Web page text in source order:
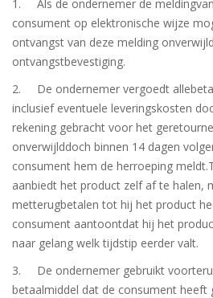
1. Als de ondernemer de
consument op elektronische wijze
ontvangst van deze melding
ontvangstbevestiging.
2. De ondernemer vergoedt
inclusief eventuele leveringskosten
rekening gebracht voor het
onverwijlddoch binnen 14 dagen
consument hem de herroeping
aanbiedt het product zelf af te halen,
metterugbetalen tot hij het product
consument aantoontdat hij het
naar gelang welk tijdstip eerder valt.
3. De ondernemer gebruikt
betaalmiddel dat de consument heeft